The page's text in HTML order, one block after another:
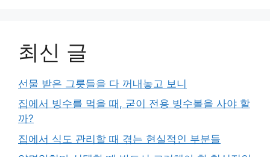
최신 글
선물 받은 그릇들을 다 꺼내놓고 보니
집에서 빙수를 먹을 때, 굳이 전용 빙수볼을 사야 할
까?
집에서 식도 관리할 때 겪는 현실적인 부분들